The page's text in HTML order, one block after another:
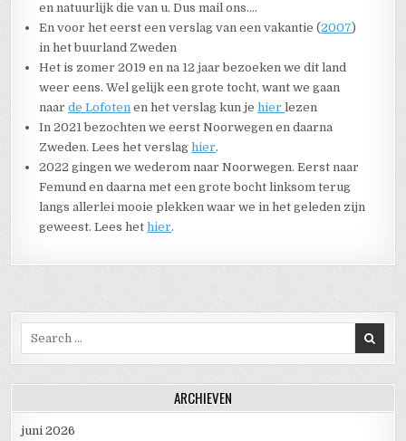
en natuurlijk die van u. Dus mail ons….
En voor het eerst een verslag van een vakantie (2007)
in het buurland Zweden
Het is zomer 2019 en na 12 jaar bezoeken we dit land
weer eens. Wel gelijk een grote tocht, want we gaan
naarde Lofoten en het verslag kun jehierlezen
In 2021 bezochten we eerst Noorwegen en daarna
Zweden. Lees het verslaghier.
2022 gingen we wederom naar Noorwegen. Eerst naar
Femund en daarna met een grote bocht linksom terug
langs allerlei mooie plekken waar we in het geleden zijn
geweest. Lees hethier.
Search for:
ARCHIEVEN
juni 2026